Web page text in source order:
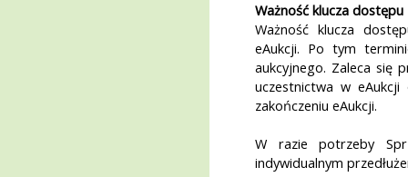
Ważność klucza dostępu
Ważność klucza
eAukcji. Po tym
aukcyjnego. Zaleca się
uczestnictwa w
zakończeniu eAukcji.
W razie potrzeby
indywidualnym